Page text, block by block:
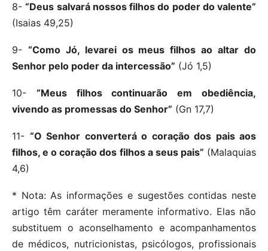
8-“Deus salvará nossos filhos do poder do valente”
(Isaias 49,25)
9- “Como Jó, levarei os meus filhos ao altar do
Senhor pelo poder da intercessão” (Jó 1,5)
10- “Meus filhos continuarão em obediência,
vivendo as promessas do Senhor” (Gn 17,7)
11- “O Senhor converterá o coração dos pais aos
filhos, e o coração dos filhos a seus pais” (Malaquias
4,6)
* Nota: As informações e sugestões contidas neste
artigo têm caráter meramente informativo. Elas não
substituem o aconselhamento e acompanhamentos
de médicos, nutricionistas, psicólogos, profissionais